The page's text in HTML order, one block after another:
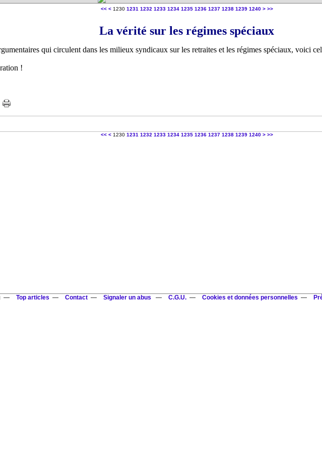
<< < 1200
1210
1220
1230 1231 1232 1233 1234 1235 1236 1237 1238 1239 1240 1250
1260
1270
1280
1290
1300
1400
> >>
La vérité sur les régimes spéciaux
qui circulent dans les milieux syndicaux sur les retraites et les régimes spéciaux, voici
!
<< < 1200
1210
1220
1230 1231 1232 1233 1234 1235 1236 1237 1238 1239 1240 1250
1260
1270
1280
1290
1300
1400
> >>
Top articles Contact Signaler un abus C.G.U. Cookies et données personnelles